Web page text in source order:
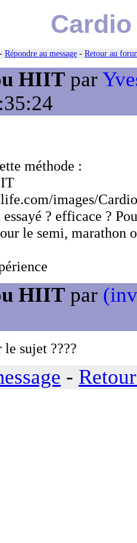
Cardio
- Répondre au message - Retour au
HIIT par
méthode :
images/
essayé ? efficace ?
le semi, marathon
HIIT par
le sujet ????
-